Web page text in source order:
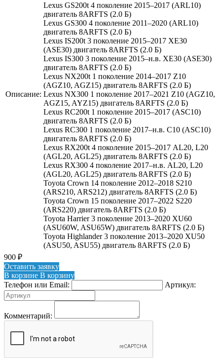
Описание:
Lexus GS200t 4 поколение 2015–2017 (ARL10)
двигатель 8ARFTS (2.0 Б)
Lexus GS300 4 поколение 2011–2020 (ARL10)
двигатель 8ARFTS (2.0 Б)
Lexus IS200t 3 поколение 2015–2017 XE30
(ASE30) двигатель 8ARFTS (2.0 Б)
Lexus IS300 3 поколение 2015–н.в. XE30 (ASE30)
двигатель 8ARFTS (2.0 Б)
Lexus NX200t 1 поколение 2014–2017 Z10
(AGZ10, AGZ15) двигатель 8ARFTS (2.0 Б)
Lexus NX300 1 поколение 2017–2021 Z10 (AGZ10,
AGZ15, AYZ15) двигатель 8ARFTS (2.0 Б)
Lexus RC200t 1 поколение 2015–2017 (ASC10)
двигатель 8ARFTS (2.0 Б)
Lexus RC300 1 поколение 2017–н.в. C10 (ASC10)
двигатель 8ARFTS (2.0 Б)
Lexus RX200t 4 поколение 2015–2017 AL20, L20
(AGL20, AGL25) двигатель 8ARFTS (2.0 Б)
Lexus RX300 4 поколение 2017–н.в. AL20, L20
(AGL20, AGL25) двигатель 8ARFTS (2.0 Б)
Toyota Crown 14 поколение 2012–2018 S210
(ARS210, ARS212) двигатель 8ARFTS (2.0 Б)
Toyota Crown 15 поколение 2017–2022 S220
(ARS220) двигатель 8ARFTS (2.0 Б)
Toyota Harrier 3 поколение 2013–2020 XU60
(ASU60W, ASU65W) двигатель 8ARFTS (2.0 Б)
Toyota Highlander 3 поколение 2013–2020 XU50
(ASU50, ASU55) двигатель 8ARFTS (2.0 Б)
900 ₽
Оставить заявку
В корзине В корзину
Телефон или Email:
Артикул:
Комментарий: